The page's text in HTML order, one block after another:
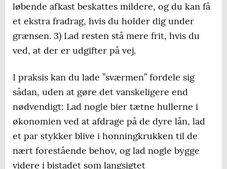
løbende afkast beskattes mildere, og du kan få
et ekstra fradrag, hvis du holder dig under
grænsen. 3) Lad resten stå mere frit, hvis du
ved, at der er udgifter på vej.
I praksis kan du lade ”sværmen” fordele sig
sådan, uden at gøre det vanskeligere end
nødvendigt: Lad nogle bier tætne hullerne i
økonomien ved at afdrage på de dyre lån, lad
et par stykker blive i honningkrukken til de
nært forestående behov, og lad nogle bygge
videre i bistadet som langsigtet